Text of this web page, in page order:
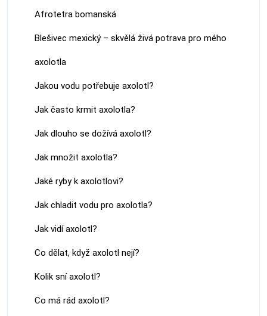
Afrotetra bomanská
Blešivec mexický – skvělá živá potrava pro mého
axolotla
Jakou vodu potřebuje axolotl?
Jak často krmit axolotla?
Jak dlouho se dožívá axolotl?
Jak množit axolotla?
Jaké ryby k axolotlovi?
Jak chladit vodu pro axolotla?
Jak vidí axolotl?
Co dělat, když axolotl nejí?
Kolik sní axolotl?
Co má rád axolotl?